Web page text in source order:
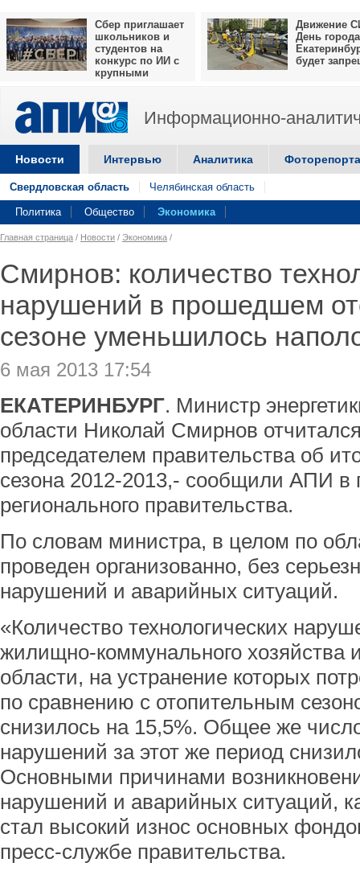
Сбер приглашает
школьников и
студентов на
конкурс по ИИ с
крупными
Движение
День города
будет
Информационно-
Новости Интервью Аналитика
Свердловская область Челябинская область
Политика Общество Экономика
Главная страница / Новости / Экономика /
Смирнов: количество
нарушений в прошедшем
сезоне уменьшилось
6 мая 2013 17:54
ЕКАТЕРИНБУРГ. Министр
области Николай Смирнов
председателем правительства об
сезона 2012-2013,- сообщили АПИ в
регионального правительства.
По словам министра, в целом по
проведен организованно, без
нарушений и аварийных ситуаций.
«Количество технологических
жилищно-коммунального хозяйства
области, на устранение которых
по сравнению с отопительным
снизилось на 15,5%. Общее же
нарушений за этот же период
Основными причинами
нарушений и аварийных ситуаций,
стал высокий износ основных
пресс-службе правительства.